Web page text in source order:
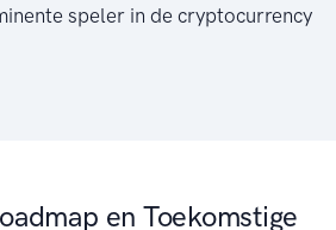
speler in de cryptocurrency
en Toekomstige